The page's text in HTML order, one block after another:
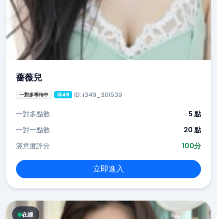
薔薇兒
一對多等待中 i349 ID: i349_301539
一對多點數
5 點
一對一點數
20 點
滿意度評分
100分
立即進入
在線